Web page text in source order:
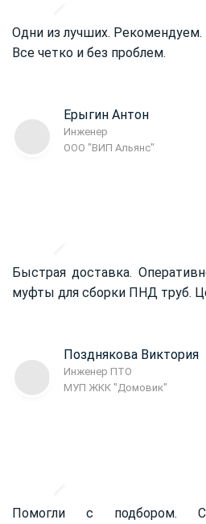
Одни из лучших. Рекомендуем.
Все четко и без проблем.
Ерыгин Антон
Инженер
ООО "ВИП Альянс"
Быстрая доставка.
муфты для сборки ПНД труб.
Позднякова Виктория
Инженер ПТО
МУП ЖКК "Домовик"
Помогли с подбором.